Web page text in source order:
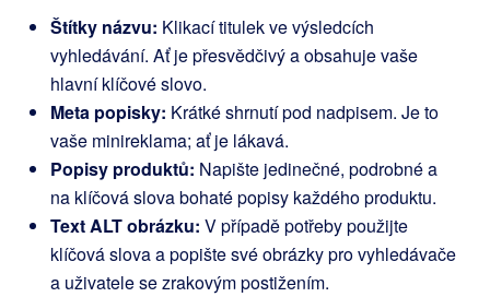
Štítky názvu: Klikací titulek ve výsledcích
vyhledávání. Ať je přesvědčivý a obsahuje vaše
hlavní klíčové slovo.
Meta popisky: Krátké shrnutí pod nadpisem. Je to
vaše minireklama; ať je lákavá.
Popisy produktů: Napište jedinečné, podrobné a
na klíčová slova bohaté popisy každého produktu.
Text ALT obrázku: V případě potřeby použijte
klíčová slova a popište své obrázky pro vyhledávače
a uživatele se zrakovým postižením.